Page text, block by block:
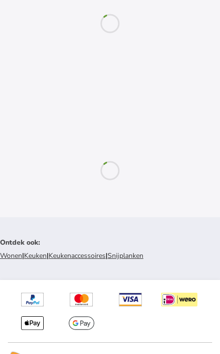
Ontdek ook:
Wonen|Keuken|Keukenaccessoires|Snijplanken